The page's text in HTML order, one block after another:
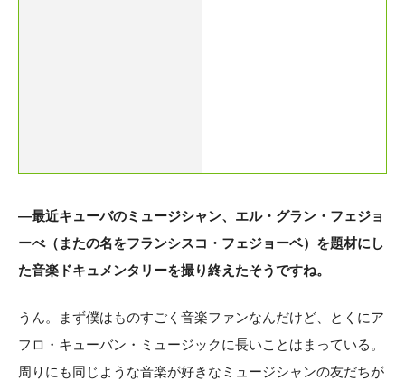
―最近キューバのミュージシャン、エル・グラン・フェジョ
ーべ（またの名をフランシスコ・フェジョーベ）を題材にし
た音楽ドキュメンタリーを撮り終えたそうですね。
うん。まず僕はものすごく音楽ファンなんだけど、とくにア
フロ・キューバン・ミュージックに長いことはまっている。
周りにも同じような音楽が好きなミュージシャンの友だちが